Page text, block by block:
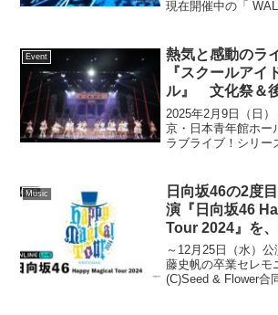
現在開催中の「
ライブを開催。アラ
Event
熱気と感動のラ
『スクールアイ
ル』 文化祭＆
公演オフィシャ
着！！
2025年2月9日（日
京・日本青年館ホー
ラブライブ！シリー
のメンバーたちによ
楽しめる「文化祭...
Music
日向坂46の2度
演『日向坂46
Tour 2024』を
（水）・26日（
「ABEMA PPV
で生配信決定
～12月25日（水）
藤史帆の卒業セレモ
(C)Seed & Flower合